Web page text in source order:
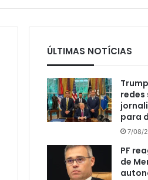
ÚLTIMAS NOTÍCIAS
redes
para
7/08/
PF
de